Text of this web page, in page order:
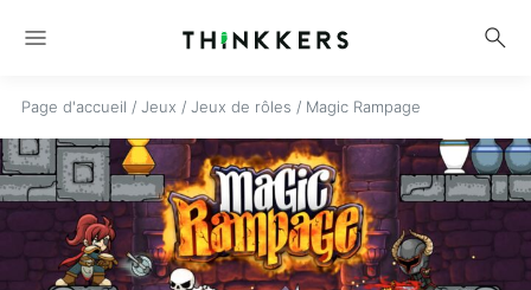
menu search
Page d'accueil / Jeux / Jeux de rôles / Magic Rampage